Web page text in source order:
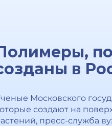
в
Московского
создают на
пресс-служба